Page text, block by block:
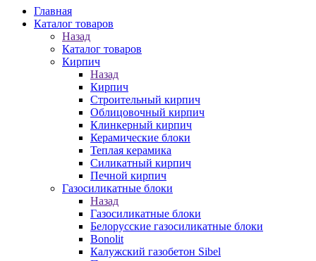
Главная
Каталог товаров
Назад
Каталог товаров
Кирпич
Назад
Кирпич
Строительный кирпич
Облицовочный кирпич
Клинкерный кирпич
Керамические блоки
Теплая керамика
Силикатный кирпич
Печной кирпич
Газосиликатные блоки
Назад
Газосиликатные блоки
Белорусские газосиликатные блоки
Bonolit
Калужский газобетон Sibel